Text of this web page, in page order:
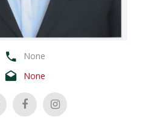
None
None